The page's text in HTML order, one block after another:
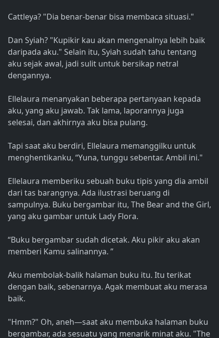
Cattleya? "Dia benar-benar bisa membaca situasi."
Dan Syiah? "Kupikir kau akan mengenalnya lebih baik
daripada aku." Selain itu, Syiah sudah tahu tentang
aku sejak awal, jadi sulit untuk bersikap netral
dengannya.
Ellelaura menanyakan beberapa pertanyaan kepada
aku, yang aku jawab. Tak lama, laporannya juga
selesai, dan akhirnya aku bisa pulang.
Tapi saat aku berdiri, Ellelaura memanggilku untuk
menghentikanku, “Yuna, tunggu sebentar. Ambil ini."
Ellelaura memberiku sebuah buku tipis yang dia ambil
dari tas barangnya. Ada ilustrasi beruang di
sampulnya. Buku bergambar itu, The Bear and the Girl,
yang aku gambar untuk Lady Flora.
“Buku bergambar sudah dicetak. Aku pikir aku akan
memberi Kamu salinannya. ”
Aku membolak-balik halaman buku itu. Itu terikat
dengan baik, sebenarnya. Agak membuat aku merasa
baik.
"Hmm?" Oh, aneh—saat aku membuka halaman buku
bergambar, ada sesuatu yang menarik minat aku. "The